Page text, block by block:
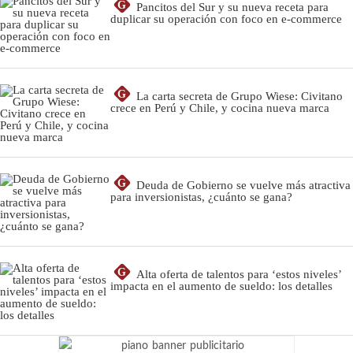
G
Pancitos del Sur y su nueva receta para
duplicar su operación con foco en e-commerce
G
La carta secreta de Grupo Wiese: Civitano
crece en Perú y Chile, y cocina nueva marca
G
Deuda de Gobierno se vuelve más atractiva
para inversionistas, ¿cuánto se gana?
G
Alta oferta de talentos para ‘estos niveles’
impacta en el aumento de sueldo: los detalles